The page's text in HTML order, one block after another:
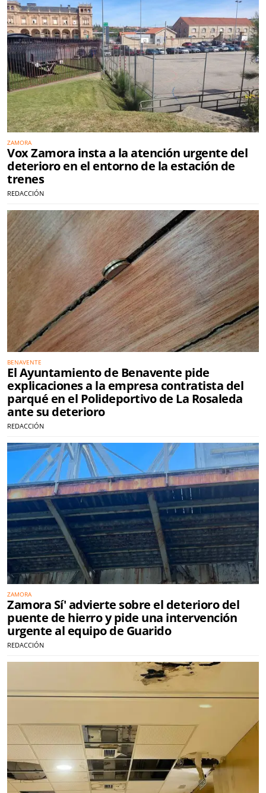
ZAMORA
Vox Zamora insta a la atención urgente del
deterioro en el entorno de la estación de
trenes
REDACCIÓN
BENAVENTE
El Ayuntamiento de Benavente pide
explicaciones a la empresa contratista del
parqué en el Polideportivo de La Rosaleda
ante su deterioro
REDACCIÓN
ZAMORA
Zamora Sí' advierte sobre el deterioro del
puente de hierro y pide una intervención
urgente al equipo de Guarido
REDACCIÓN